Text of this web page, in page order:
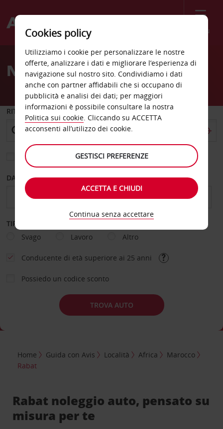
Menù
Welcome
AvisNoleggio auto Rabat
RITIRO DA
Scegli una località di riconsegna diversa
DAL GIORNO AL GIORNO
TIPOLOGIA DI NOLEGGIO
Svago
Lavoro Altro
Conducente di età superiore ai 25 anni
Possiedo un codice sconto
TROVA AUTO
Home Guida con Avis Località Africa
Marocco
Rabat
Rabat noleggio auto, pensato su
misura per te
Cookies policy
Utilizziamo i cookie per personalizzare le nostre
offerte, analizzare i dati e migliorare l’esperienza di
navigazione sul nostro sito. Condividiamo i dati
anche con partner affidabili che si occupano di
pubblicità e analisi dei dati; per maggiori
informazioni è possibile consultare la nostra
Politica sui cookie. Cliccando su ACCETTA
acconsenti all’utilizzo dei cookie.
GESTISCI PREFERENZE
ACCETTA E CHIUDI
Continua senza accettare